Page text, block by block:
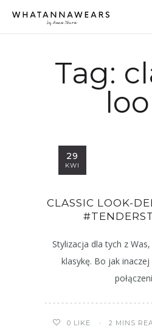
Tag:
29
KWI
CLASSIC LOOK-
Stylizacja dla tych z
klasykę. Bo jak
0 LIKE 2 MINS